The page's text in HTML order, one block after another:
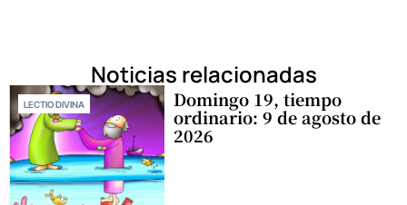
Noticias relacionadas
LECTIO DIVINA Domingo 19, tiempo
ordinario: 9 de agosto de
2026